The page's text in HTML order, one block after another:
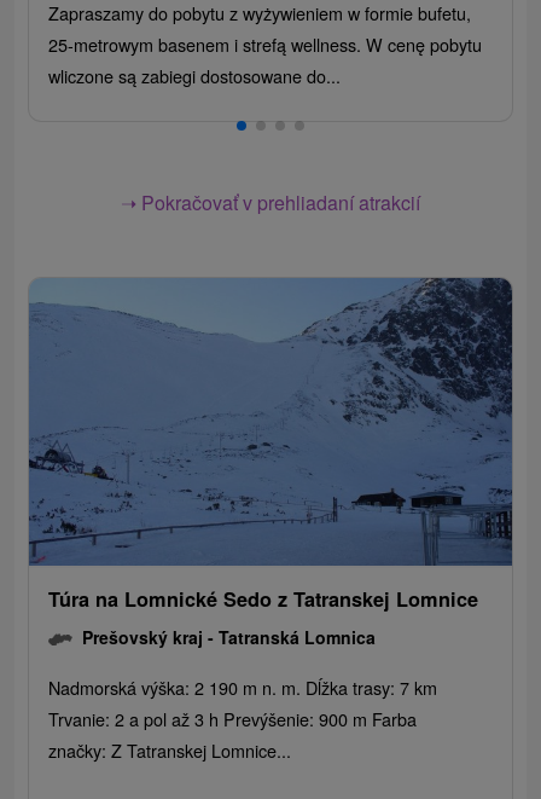
Zapraszamy do pobytu z wyżywieniem w formie bufetu,
25-metrowym basenem i strefą wellness. W cenę pobytu
wliczone są zabiegi dostosowane do...
➝ Pokračovať v prehliadaní atrakcií
Túra na Lomnické Sedo z Tatranskej Lomnice
Prešovský kraj -Tatranská Lomnica
Nadmorská výška: 2 190 m n. m. Dĺžka trasy: 7 km
Trvanie: 2 a pol až 3 h Prevýšenie: 900 m Farba
značky: Z Tatranskej Lomnice...